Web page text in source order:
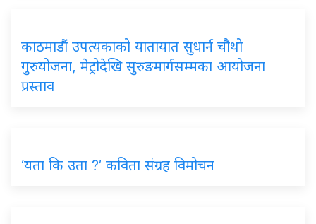
काठमाडौं उपत्यकाको यातायात सुधार्न चौथो
गुरुयोजना, मेट्रोदेखि सुरुङमार्गसम्मका आयोजना
प्रस्ताव
‘यता कि उता ?’ कविता संग्रह विमोचन